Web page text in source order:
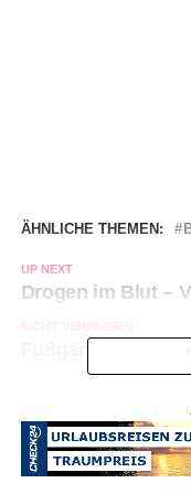
ÄHNLICHE THEMEN:
UP NEXT
Drogen im Blut –
Fußgängerin von